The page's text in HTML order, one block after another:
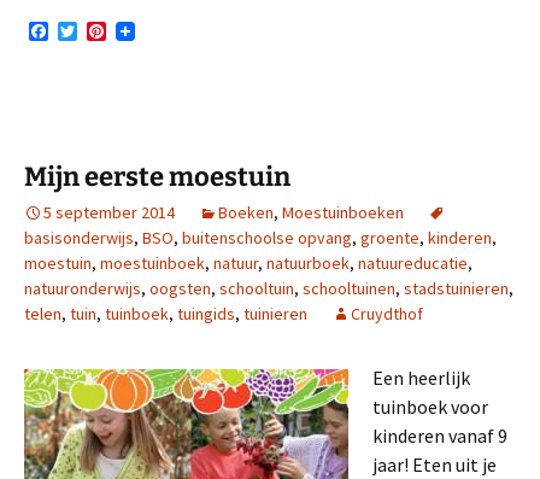
k
T
P
s
t
Mijn eerste moestuin
5 september 2014 Boeken, Moestuinboeken
basisonderwijs, BSO, buitenschoolse opvang, groente, kinderen,
moestuin, moestuinboek, natuur, natuurboek, natuureducatie,
natuuronderwijs, oogsten, schooltuin, schooltuinen, stadstuinieren,
telen, tuin, tuinboek, tuingids, tuinieren Cruydthof
Een heerlijk
tuinboek voor
kinderen vanaf 9
jaar! Eten uit je